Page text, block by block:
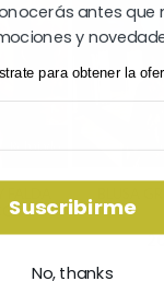
El
precio
El
precio
antes que
y
para obtener la
Suscribirme
No, thanks